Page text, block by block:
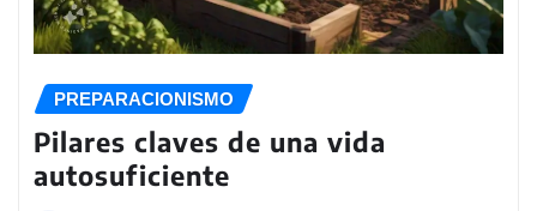
PREPARACIONISMO
Pilares claves de una vida
autosuficiente